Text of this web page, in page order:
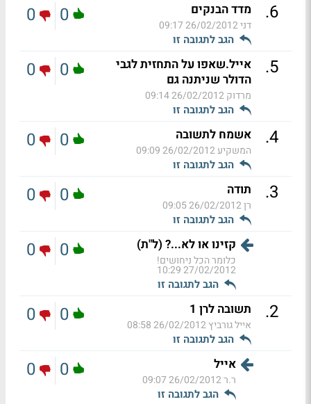
6
. מדד הבנקים
דני26/02/2012 09:17
הגב לתגובה זו
0
0
5
.
אייל.שאפו על התחזית לגבי
הדולר שניתנה גם
מרדוק26/02/2012 09:14
הגב לתגובה זו
0
0
4
. אשמח לתשובה
המשקיע26/02/2012 09:09
הגב לתגובה זו
0
0
3
. תודה
רן26/02/2012 09:05
הגב לתגובה זו
0
0
קזינו או לא...? (ל"ת)
כלומר הכל ניחושים!
27/02/2012 10:29
הגב לתגובה זו
0
0
2
. תשובה לרן 1
אייל גורביץ26/02/2012 08:58
הגב לתגובה זו
0
0
אייל
ר.ר26/02/2012 09:07
הגב לתגובה זו
0
0